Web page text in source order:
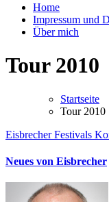
Home
Impressum und
Über mich
Tour 2010
Startseite
Tour 2010
EisbrecherFestivals
Neues von Eisbrecher